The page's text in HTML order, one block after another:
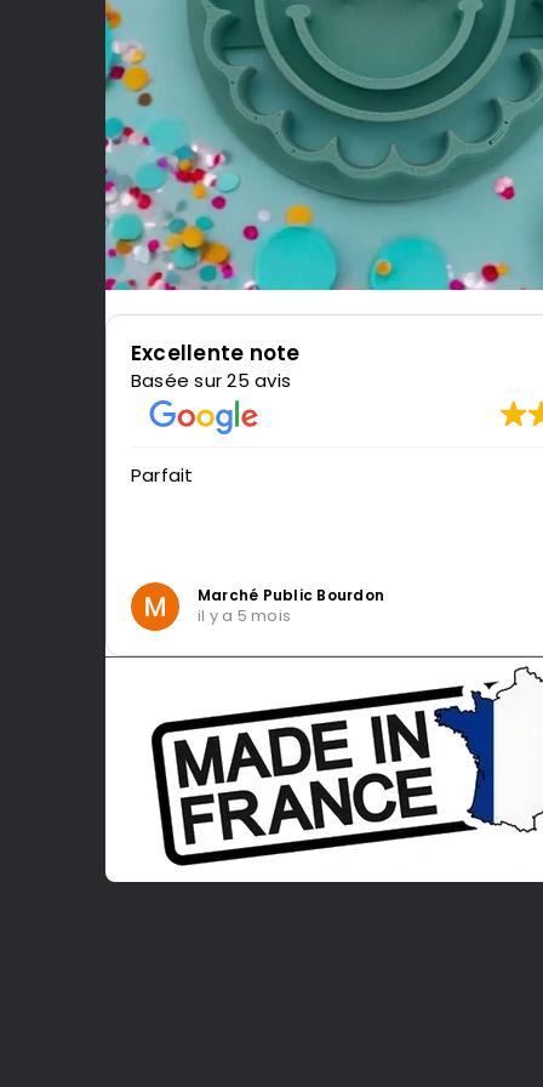
Excellente note
Basée sur 25 avis
Parfait
Marché Public Bourdon
il y a 5 mois